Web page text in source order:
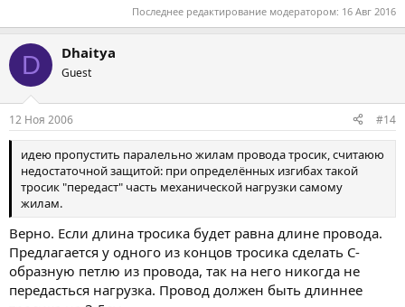
Последнее редактирование модератором: 16 Авг 2016
D Dhaitya
Guest
12 Ноя 2006 #14
идею пропустить паралельно жилам провода тросик, считаюю
недостаточной защитой: при определённых изгибах такой
тросик "передаст" часть механической нагрузки самому
жилам.
Верно. Если длина тросика будет равна длине провода.
Предлагается у одного из концов тросика сделать С-
образную петлю из провода, так на него никогда не
передасться нагрузка. Провод должен быть длиннее